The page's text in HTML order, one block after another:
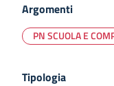
Argomenti
PN SCUOLA E
Tipologia